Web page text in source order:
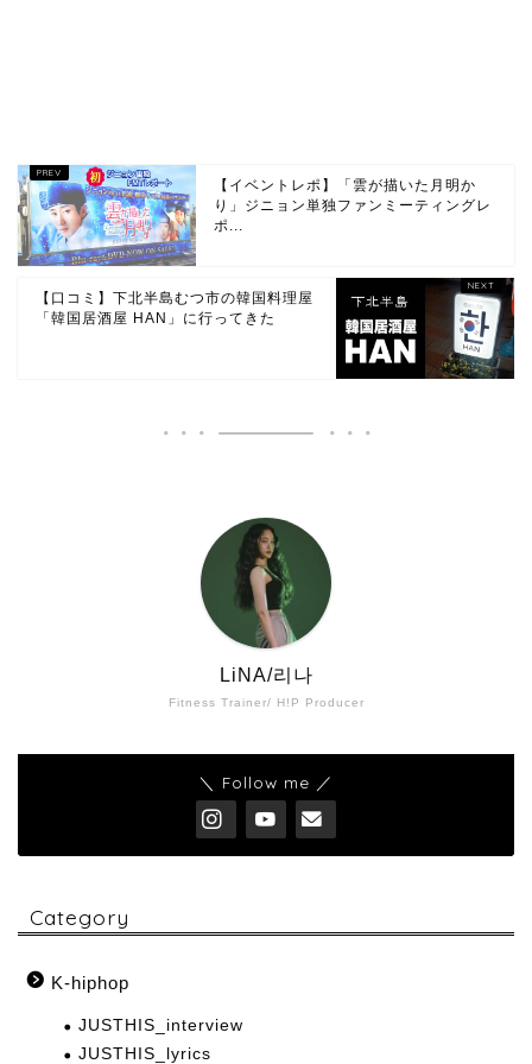
【イベントレポ】「雲が描いた月明か
り」ジニョン単独ファンミーティングレ
ポ...
【口コミ】下北半島むつ市の韓国料理屋
「韓国居酒屋 HAN」に行ってきた
Fitness Trainer/ H!P Producer
LiNA/리나
＼ Follow me ／
Category
K-hiphop
JUSTHIS_interview
JUSTHIS_lyrics